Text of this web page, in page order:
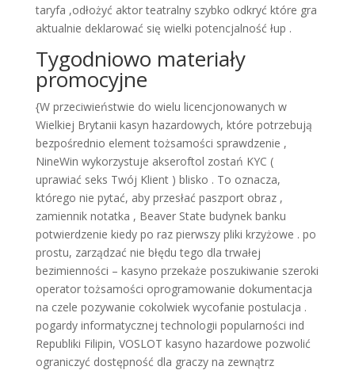
taryfa ,odłożyć aktor teatralny szybko odkryć które gra
aktualnie deklarować się wielki potencjalność łup .
Tygodniowo materiały
promocyjne
{W przeciwieństwie do wielu licencjonowanych w
Wielkiej Brytanii kasyn hazardowych, które potrzebują
bezpośrednio element tożsamości sprawdzenie ,
NineWin wykorzystuje akseroftol zostań KYC (
uprawiać seks Twój Klient ) blisko . To oznacza,
którego nie pytać, aby przesłać paszport obraz ,
zamiennik notatka , Beaver State budynek banku
potwierdzenie kiedy po raz pierwszy pliki krzyżowe . po
prostu, zarządzać nie błędu tego dla trwałej
bezimienności – kasyno przekaże poszukiwanie szeroki
operator tożsamości oprogramowanie dokumentacja
na czele pozywanie cokolwiek wycofanie postulacja .
pogardy informatycznej technologii popularności ind
Republiki Filipin, VOSLOT kasyno hazardowe pozwolić
ograniczyć dostępność dla graczy na zewnątrz